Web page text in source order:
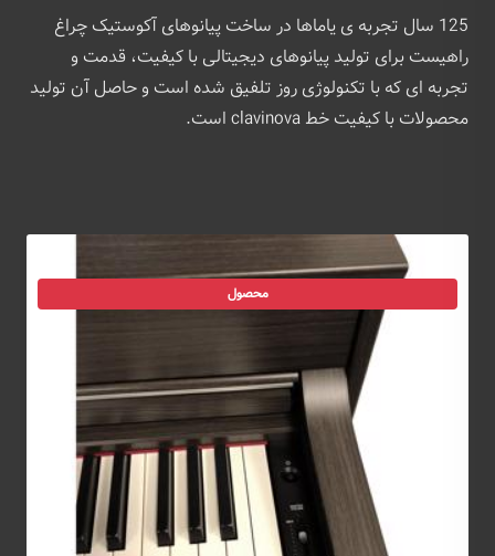
125 سال تجربه ی یاماها در ساخت پیانوهای آکوستیک چراغ
راهیست برای تولید پیانوهای دیجیتالی با کیفیت، قدمت و
تجربه ای که با تکنولوژی روز تلفیق شده است و حاصل آن تولید
محصولات با کیفیت خط clavinova است.
محصول